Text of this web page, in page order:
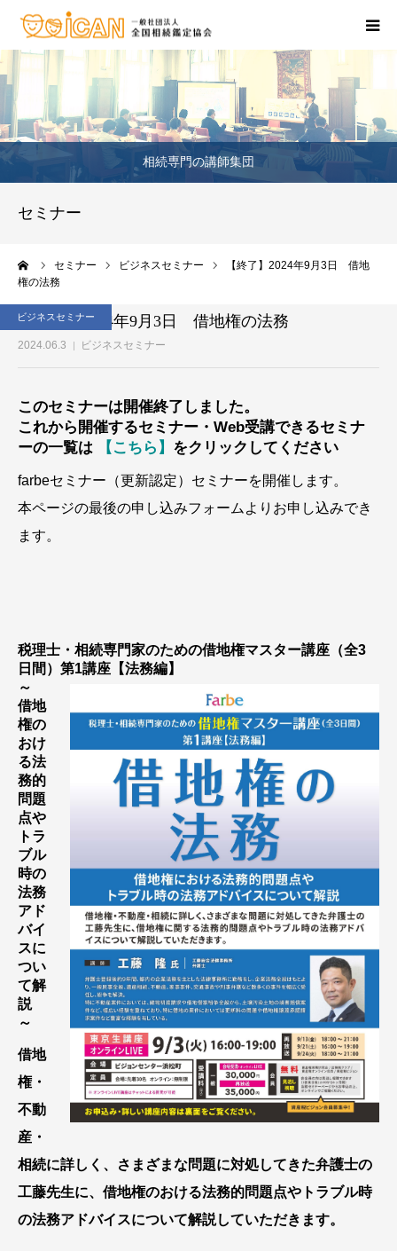
相続専門の講師集団
セミナー
セミナー ビジネスセミナー
【終了】2024年9月3日 借地
権の法務
ビジネスセミナー
【終了】2024年9月3日 借地権の法務
2024.06.3 ビジネスセミナー
このセミナーは開催終了しました。
これから開催するセミナー・Web受講できるセミナ
ーの一覧は
【こちら】 をクリックしてください
farbeセミナー（更新認定）セミナーを開催します。
本ページの最後の申し込みフォームよりお申し込みでき
ます。
税理士・相続専門家のための借地権マスター講座（全3
日間）第1講座【法務編】
～
借地
権の
おけ
る法
務的
問題
点や
トラ
ブル
時の
法務
アド
バイ
スに
つい
て解
説
～
借地
権・
不動
産・
相続に詳しく、さまざまな問題に対処してきた弁護士の
工藤先生に、借地権のおける法務的問題点やトラブル時
の法務アドバイスについて解説していただきます。
相続・不動産の相談
鑑定士のいるお店
相続セミナー
お問合せ窓口